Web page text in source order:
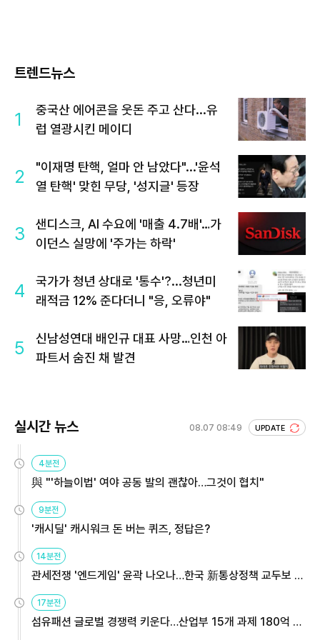
트렌드뉴스
1
중국산 에어콘을 웃돈 주고 산다...유
럽 열광시킨 메이디
2
"이재명 탄핵, 얼마 안 남았다"...'윤석
열 탄핵' 맞힌 무당, '성지글' 등장
3
샌디스크, AI 수요에 '매출 4.7배'…가
이던스 실망에 '주가는 하락'
4
국가가 청년 상대로 '통수'?...청년미
래적금 12% 준다더니 "응, 오류야"
5
신남성연대 배인규 대표 사망…인천 아
파트서 숨진 채 발견
실시간 뉴스 08.07 08:49 UPDATE
4분전
與 "'하늘이법' 여야 공동 발의 괜찮아…그것이 협치"
9분전
'캐시딜' 캐시워크 돈 버는 퀴즈, 정답은?
14분전
관세전쟁 '엔드게임' 윤곽 나오나…한국 新통상정책 교두보 활
용해야
17분전
섬유패션 글로벌 경쟁력 키운다…산업부 15개 과제 180억 지